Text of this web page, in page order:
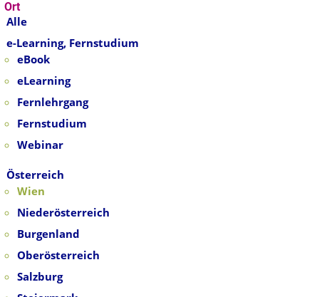
Ort
Alle
e-Learning, Fernstudium
eBook
eLearning
Fernlehrgang
Fernstudium
Webinar
Österreich
Wien
Niederösterreich
Burgenland
Oberösterreich
Salzburg